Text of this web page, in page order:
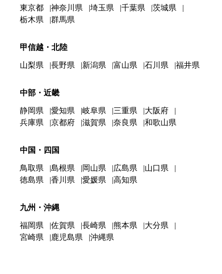
東京都 神奈川県 埼玉県 千葉県
茨城県
栃木県
群馬県
甲信越・北陸
山梨県 長野県 新潟県 富山県 石川県 福井県
中部・近畿
静岡県 愛知県 岐阜県 三重県
大阪府
兵庫県
京都府 滋賀県 奈良県 和歌山県
中国・四国
鳥取県 島根県 岡山県 広島県
山口県
徳島県
香川県 愛媛県 高知県
九州・沖縄
福岡県 佐賀県 長崎県 熊本県
大分県
宮崎県
鹿児島県 沖縄県